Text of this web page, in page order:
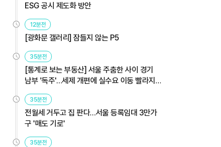
ESG 공시 제도화 방안
12분전
[광화문 갤러리] 잠들지 않는 P5
35분전
[통계로 보는 부동산] 서울 주춤한 사이 경기
남부 '독주'…세제 개편에 실수요 이동 빨라지
나
35분전
전월세 거두고 집 판다…서울 등록임대 3만가
구 '매도 기로'
35분전